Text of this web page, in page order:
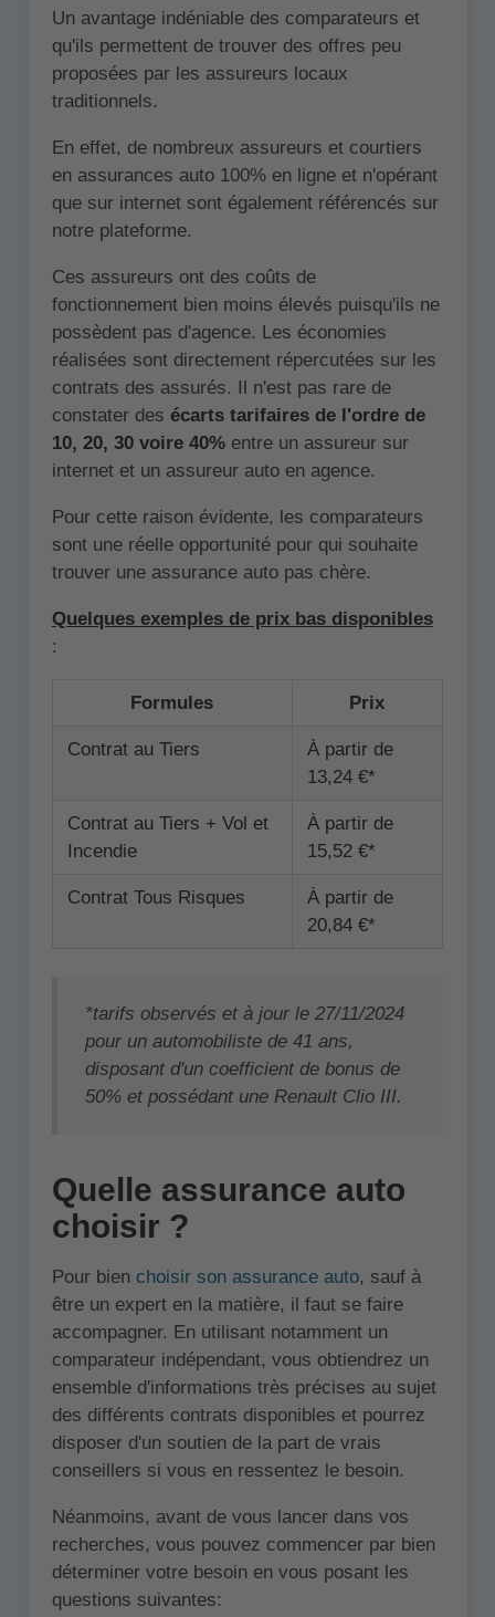
Un avantage indéniable des comparateurs et
qu'ils permettent de trouver des offres peu
proposées par les assureurs locaux
traditionnels.
En effet, de nombreux assureurs et courtiers
en assurances auto 100% en ligne et n'opérant
que sur internet sont également référencés sur
notre plateforme.
Ces assureurs ont des coûts de
fonctionnement bien moins élevés puisqu'ils ne
possèdent pas d'agence. Les économies
réalisées sont directement répercutées sur les
contrats des assurés. Il n'est pas rare de
constater des écarts tarifaires de l'ordre de
10, 20, 30 voire 40%entre un assureur sur
internet et un assureur auto en agence.
Pour cette raison évidente, les comparateurs
sont une réelle opportunité pour qui souhaite
trouver une assurance auto pas chère.
Quelques exemples de prix bas disponibles
:
Formules Prix
Contrat au Tiers
À partir de
13,24 €*
Contrat au Tiers + Vol et
Incendie
À partir de
15,52 €*
Contrat Tous Risques
À partir de
20,84 €*
*tarifs observés et à jour le 27/11/2024
pour un automobiliste de 41 ans,
disposant d'un coefficient de bonus de
50% et possédant une Renault Clio III.
Quelle assurance auto
choisir ?
Pour bien choisir son assurance auto, sauf à
être un expert en la matière, il faut se faire
accompagner. En utilisant notamment un
comparateur indépendant, vous obtiendrez un
ensemble d'informations très précises au sujet
des différents contrats disponibles et pourrez
disposer d'un soutien de la part de vrais
conseillers si vous en ressentez le besoin.
Néanmoins, avant de vous lancer dans vos
recherches, vous pouvez commencer par bien
déterminer votre besoin en vous posant les
questions suivantes: